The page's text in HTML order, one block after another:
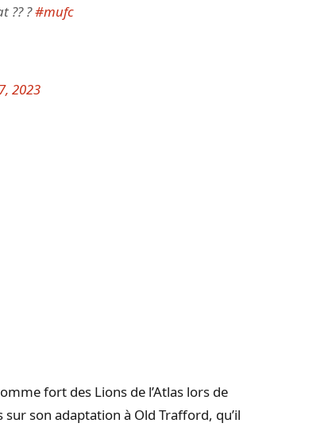
?? ?#mufc
2023
fort des Lions de l’Atlas lors de
son adaptation à Old Trafford, qu’il